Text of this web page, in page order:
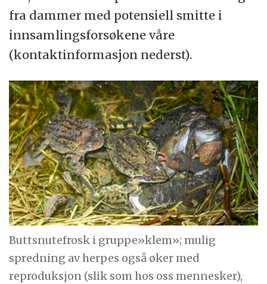
fra dammer med potensiell smitte i
innsamlingsforsøkene våre
(kontaktinformasjon nederst).
Buttsnutefrosk i gruppe»klem»; mulig
spredning av herpes også øker med
reproduksjon (slik som hos oss mennesker),